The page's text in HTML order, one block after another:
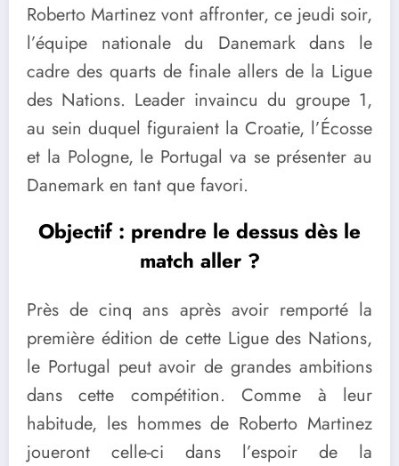
Roberto Martinez vont affronter, ce jeudi soir,
l’équipe nationale du Danemark dans le
cadre des quarts de finale allers de la Ligue
des Nations. Leader invaincu du groupe 1,
au sein duquel figuraient la Croatie, l’Écosse
et la Pologne, le Portugal va se présenter au
Danemark en tant que favori.
Objectif : prendre le dessus dès le
match aller ?
Près de cinq ans après avoir remporté la
première édition de cette Ligue des Nations,
le Portugal peut avoir de grandes ambitions
dans cette compétition. Comme à leur
habitude, les hommes de Roberto Martinez
joueront celle-ci dans l’espoir de la